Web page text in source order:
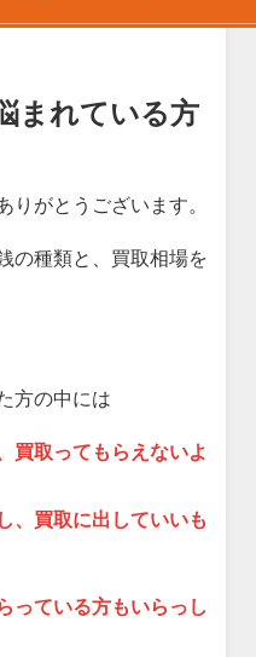
まれている方
りがとうございます。
の種類と、買取相場を
方の中には
買取ってもらえないよ
、買取に出していいも
っている方もいらっし